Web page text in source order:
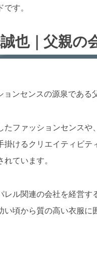
す。
也｜父親の
ンセンスの源泉である
たファッションセンスや
掛けるクリエイティビテ
ています。
レル関連の会社を経営す
い頃から質の高い衣服に